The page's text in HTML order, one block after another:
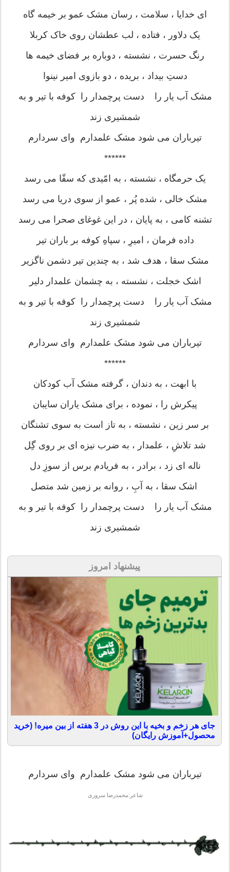
ای خدایا ، سلامت ، رسان مشک عمو بر خیمه گاه
یک دلاور ، فتاده ، لب عطشان روی خاک کربلا
رنگ حسرت ، نشسته ، دوباره بر فضای خیمه ها
دستِ بیداد ، بریده ، دو بازوی امیر نینوا
مشک آب یار را دست پرچمدار را کوفه با تیر و به
شمشیری زند
تیرباران می شود مشک علمدارم وای سردارم
******
یک حرمگاه ، نشسته ، به امّیدی که سقّا می رسد
مشک خالی ، شده پُر ، عمو از سوی دریا می رسد
تشنه کامی ، به پایان ، در این غوغای صحرا می رسد
داده فرمان ، امیرِ ، سپاهِ کوفه بر باران تیر
مشک سقا ، هدف شد ، به چندین تیر دشمن ناگزیر
اشک خجلت ، نشسته ، به چشمان علمدار دلیر
مشک آب یار را دست پرچمدار را کوفه با تیر و به
شمشیری زند
تیرباران می شود مشک علمدارم وای سردارم
******
با ابهت ، به دندان ، گرفته مشک آب کودکان
پیکرش را ، نموده ، برای مشک یاران سایبان
بر سر زین ، نشسته ، به تاز است به سوی تشنگان
شد تلاشِ ، علمدار ، به ضرب نیزه ای بر روی گِل
ناله ای زد ، برادر ، به فریادم برس از سوزِ دل
اشک سقا ، به آبِ ، روانه بر زمین شد متصل
مشک آب یار را دست پرچمدار را کوفه با تیر و به
شمشیری زند
پیشنهاد امروز
جای هر زخم و بخیه با این روش در 3 هفته از بین میره! (خرید
محصول+آموزش رایگان)
تیرباران می شود مشک علمدارم وای سردارم
شاعر:محمدرضا سروری